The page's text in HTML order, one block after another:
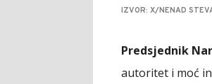
IZVOR: X/NENAD
Predsjednik
autoritet i moć